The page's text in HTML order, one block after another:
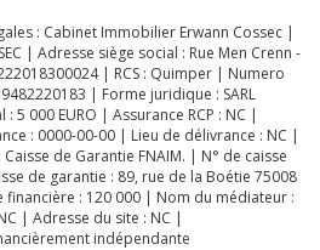
: Cabinet Immobilier Erwann Cossec |
| Adresse siège social : Rue Men Crenn -
| RCS : Quimper | Numero
| Forme juridique : SARL
000 EURO | Assurance RCP : NC |
: 0000-00-00 | Lieu de délivrance : NC |
de Garantie FNAIM. | N° de caisse
de garantie : 89, rue de la Boétie 75008
financière : 120 000 | Nom du médiateur :
| Adresse du site : NC |
indépendante